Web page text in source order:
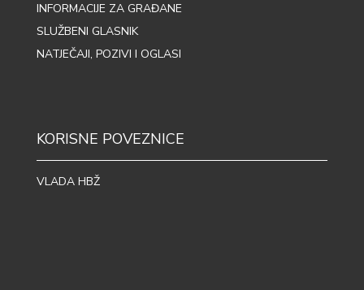
INFORMACIJE ZA GRAĐANE
SLUŽBENI GLASNIK
NATJEČAJI, POZIVI I OGLASI
KORISNE POVEZNICE
VLADA HBŽ